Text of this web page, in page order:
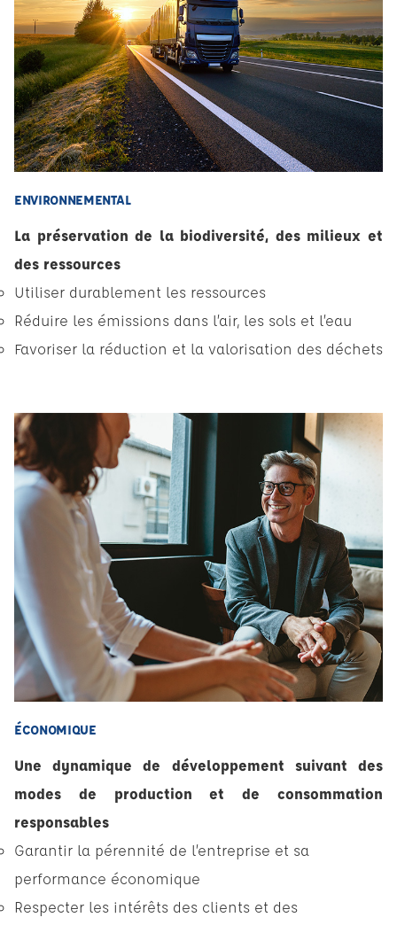
ENVIRONNEMENTAL
La préservation de la biodiversité, des milieux et
des ressources
Utiliser durablement les ressources
Réduire les émissions dans l’air, les sols et l’eau
Favoriser la réduction et la valorisation des déchets
ÉCONOMIQUE
Une dynamique de développement suivant des
modes de production et de consommation
responsables
Garantir la pérennité de l’entreprise et sa
performance économique
Respecter les intérêts des clients et des